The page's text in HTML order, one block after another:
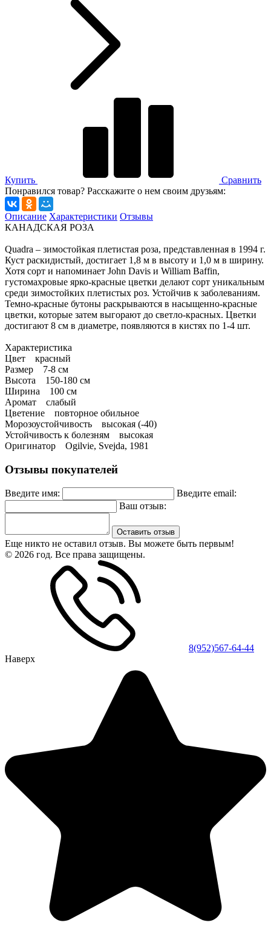
Купить
Сравнить
Понравился товар? Расскажите о нем своим друзьям:
Описание Характеристики Отзывы
КАНАДСКАЯ РОЗА
Quadra – зимостойкая плетистая роза, представленная в 1994 г.
Куст раскидистый, достигает 1,8 м в высоту и 1,0 м в ширину.
Хотя сорт и напоминает John Davis и William Baffin,
густомахровые ярко-красные цветки делают сорт уникальным
среди зимостойких плетистых роз. Устойчив к заболеваниям.
Темно-красные бутоны раскрываются в насыщенно-красные
цветки, которые затем выгорают до светло-красных. Цветки
достигают 8 см в диаметре, появляются в кистях по 1-4 шт.
Характеристика
Цвет красный
Размер 7-8 см
Высота 150-180 см
Ширина 100 см
Аромат слабый
Цветение повторное обильное
Морозоустойчивость высокая (-40)
Устойчивость к болезням высокая
Оригинатор Ogilvie, Svejda, 1981
Отзывы покупателей
Введите имя:
Введите email:
Ваш отзыв:
Оставить отзыв
Еще никто не оставил отзыв. Вы можете быть первым!
© 2026 год. Все права защищены.
8(952)567-64-44
Наверх